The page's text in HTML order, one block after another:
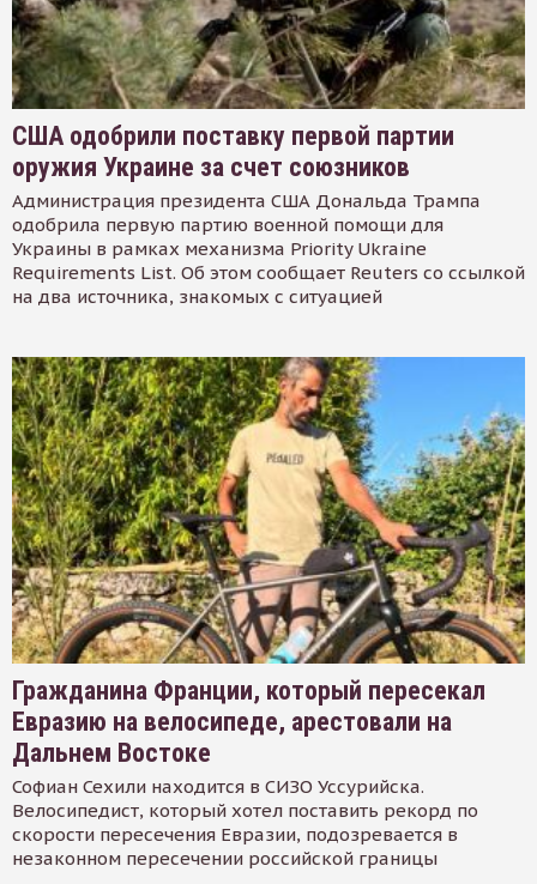
США одобрили поставку первой партии
оружия Украине за счет союзников
Администрация президента США Дональда Трампа
одобрила первую партию военной помощи для
Украины в рамках механизма Priority Ukraine
Requirements List. Об этом сообщает Reuters со ссылкой
на два источника, знакомых с ситуацией
Гражданина Франции, который пересекал
Евразию на велосипеде, арестовали на
Дальнем Востоке
Софиан Сехили находится в СИЗО Уссурийска.
Велосипедист, который хотел поставить рекорд по
скорости пересечения Евразии, подозревается в
незаконном пересечении российской границы